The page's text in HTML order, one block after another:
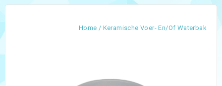
Home / Keramische Voer- En/of Waterbak